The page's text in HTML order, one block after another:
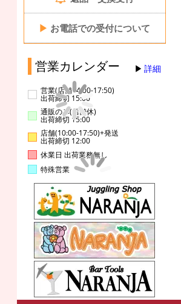
▶ お電話での受付について
営業カレンダー 詳細
営業(店舗14:00-17:50)
出荷締切 15:00
通販のみ(店舗休)
出荷締切 15:00
店舗(10:00-17:50)+発送
出荷締切 12:00
休業日 出荷業務無し
特殊営業